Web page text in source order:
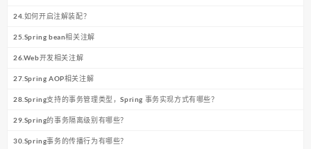
24.如何开启注解装配？
25.Spring bean相关注解
26.Web开发相关注解
27.Spring AOP相关注解
28.Spring支持的事务管理类型，Spring 事务实现方式有哪些？
29.Spring的事务隔离级别有哪些？
30.Spring事务的传播行为有哪些？